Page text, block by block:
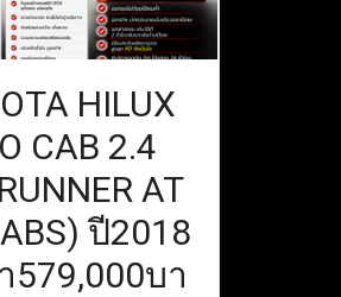
HILUX
CAB 2.4
AT
ปี2018
579,000บา